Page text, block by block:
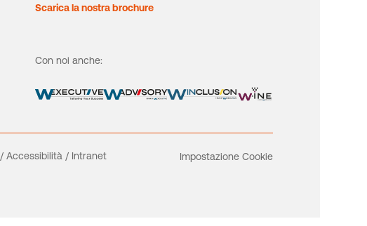
Scarica la nostra brochure
Con noi anche:
/Accessibilità / Intranet
Impostazione Cookie